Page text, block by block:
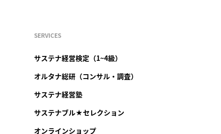
SERVICES
サステナ経営検定（1~4級）
オルタナ総研（コンサル・調査）
サステナ経営塾
サステナブル★セレクション
オンラインショップ